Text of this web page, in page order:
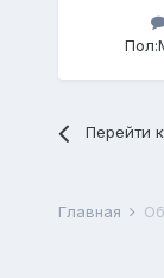
Пол:
Перейти
Главная